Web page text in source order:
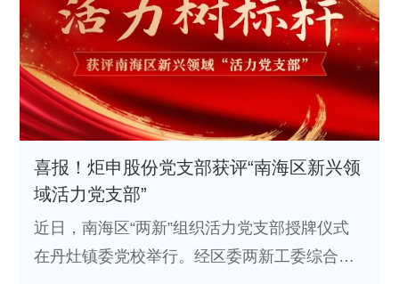
喜报！炬申股份党支部获评“南海区新兴领
域活力党支部”
近日，南海区“两新”组织活力党支部授牌仪式
在丹灶镇委党校举行。经区委两新工委综合评